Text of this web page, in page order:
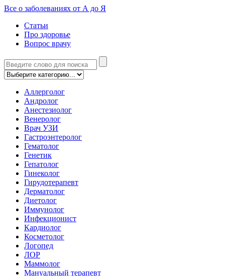
Все о заболеваниях от А до Я
Статьи
Про здоровье
Вопрос врачу
Аллерголог
Андролог
Анестезиолог
Венеролог
Врач УЗИ
Гастроэнтеролог
Гематолог
Генетик
Гепатолог
Гинеколог
Гирудотерапевт
Дерматолог
Диетолог
Иммунолог
Инфекционист
Кардиолог
Косметолог
Логопед
ЛОР
Маммолог
Мануальный терапевт